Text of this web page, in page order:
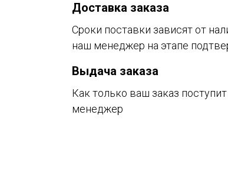
Доставка заказа
Сроки поставки зависят от
наш менеджер на этапе
Выдача заказа
Как только ваш заказ
менеджер